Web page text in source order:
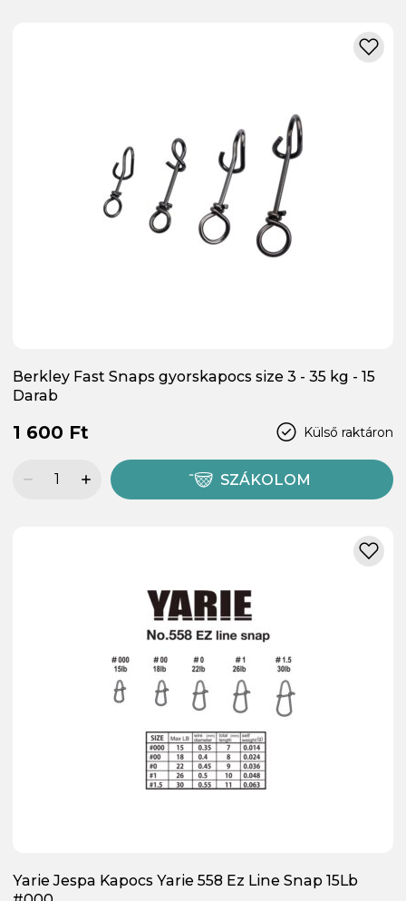
Berkley Fast Snaps gyorskapocs size 3 - 35 kg - 15
Darab
Külső raktáron
1 600 Ft
SZÁKOLOM
Yarie Jespa Kapocs Yarie 558 Ez Line Snap 15Lb